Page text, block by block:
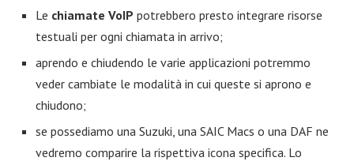
Le chiamate VoIP potrebbero presto integrare risorse
testuali per ogni chiamata in arrivo;
aprendo e chiudendo le varie applicazioni potremmo
veder cambiate le modalità in cui queste si aprono e
chiudono;
se possediamo una Suzuki, una SAIC Macs o una DAF ne
vedremo comparire la rispettiva icona specifica. Lo